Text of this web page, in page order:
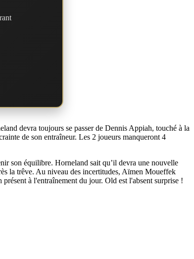
devra toujours se passer de Dennis Appiah, touché à la
de son entraîneur. Les 2 joueurs manqueront 4
son équilibre. Horneland sait qu’il devra une nouvelle
la trêve. Au niveau des incertitudes, Aïmen Moueffek
à l'entraînement du jour. Old est l'absent surprise !